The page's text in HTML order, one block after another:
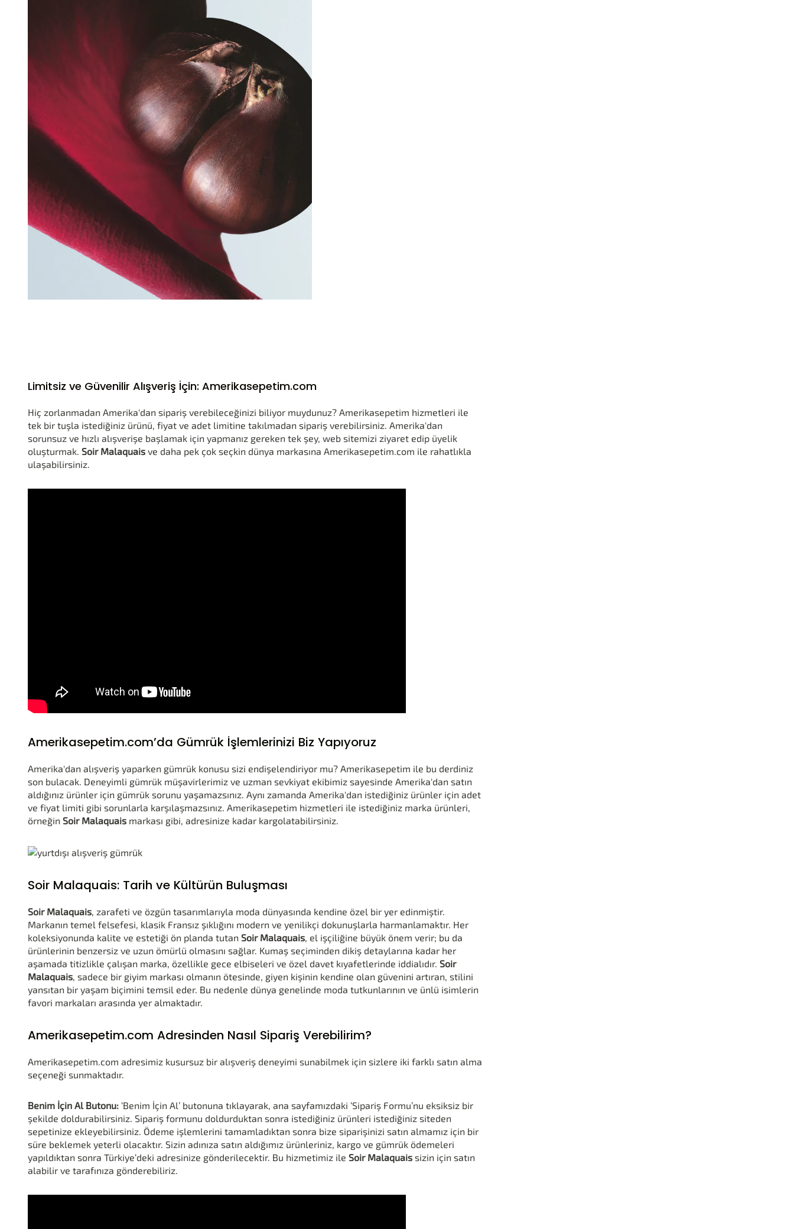
Limitsiz ve Güvenilir Alışveriş İçin: Amerikasepetim.com
Hiç zorlanmadan Amerika'dan sipariş verebileceğinizi biliyor muydunuz? Amerikasepetim hizmetleri ile
tek bir tuşla istediğiniz ürünü, fiyat ve adet limitine takılmadan sipariş verebilirsiniz. Amerika'dan
sorunsuz ve hızlı alışverişe başlamak için yapmanız gereken tek şey, web sitemizi ziyaret edip üyelik
oluşturmak. Soir Malaquais ve daha pek çok seçkin dünya markasına Amerikasepetim.com ile rahatlıkla
ulaşabilirsiniz.
Amerikasepetim.com’da Gümrük İşlemlerinizi Biz Yapıyoruz
Amerika'dan alışveriş yaparken gümrük konusu sizi endişelendiriyor mu? Amerikasepetim ile bu derdiniz
son bulacak. Deneyimli gümrük müşavirlerimiz ve uzman sevkiyat ekibimiz sayesinde Amerika'dan satın
aldığınız ürünler için gümrük sorunu yaşamazsınız. Aynı zamanda Amerika'dan istediğiniz ürünler için adet
ve fiyat limiti gibi sorunlarla karşılaşmazsınız. Amerikasepetim hizmetleri ile istediğiniz marka ürünleri,
örneğin Soir Malaquais markası gibi, adresinize kadar kargolatabilirsiniz.
Soir Malaquais: Tarih ve Kültürün Buluşması
Soir Malaquais, zarafeti ve özgün tasarımlarıyla moda dünyasında kendine özel bir yer edinmiştir.
Markanın temel felsefesi, klasik Fransız şıklığını modern ve yenilikçi dokunuşlarla harmanlamaktır. Her
koleksiyonunda kalite ve estetiği ön planda tutan Soir Malaquais, el işçiliğine büyük önem verir; bu da
ürünlerinin benzersiz ve uzun ömürlü olmasını sağlar. Kumaş seçiminden dikiş detaylarına kadar her
aşamada titizlikle çalışan marka, özellikle gece elbiseleri ve özel davet kıyafetlerinde iddialıdır. Soir
Malaquais, sadece bir giyim markası olmanın ötesinde, giyen kişinin kendine olan güvenini artıran, stilini
yansıtan bir yaşam biçimini temsil eder. Bu nedenle dünya genelinde moda tutkunlarının ve ünlü isimlerin
favori markaları arasında yer almaktadır.
Amerikasepetim.com Adresinden Nasıl Sipariş Verebilirim?
Amerikasepetim.com adresimiz kusursuz bir alışveriş deneyimi sunabilmek için sizlere iki farklı satın alma
seçeneği sunmaktadır.
Benim İçin Al Butonu: ‘Benim İçin Al’ butonuna tıklayarak, ana sayfamızdaki ‘Sipariş Formu’nu eksiksiz bir
şekilde doldurabilirsiniz. Sipariş formunu doldurduktan sonra istediğiniz ürünleri istediğiniz siteden
sepetinize ekleyebilirsiniz. Ödeme işlemlerini tamamladıktan sonra bize siparişinizi satın almamız için bir
süre beklemek yeterli olacaktır. Sizin adınıza satın aldığımız ürünleriniz, kargo ve gümrük ödemeleri
yapıldıktan sonra Türkiye‘deki adresinize gönderilecektir. Bu hizmetimiz ile Soir Malaquais sizin için satın
alabilir ve tarafınıza gönderebiliriz.